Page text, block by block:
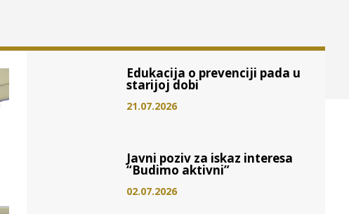
Edukacija o prevenciji pada u
starijoj dobi
21.07.2026
Javni poziv za iskaz interesa
“Budimo aktivni”
02.07.2026